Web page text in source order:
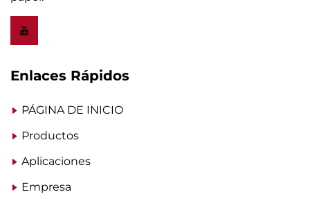
Enlaces Rápidos
PÁGINA DE INICIO
Productos
Aplicaciones
Empresa